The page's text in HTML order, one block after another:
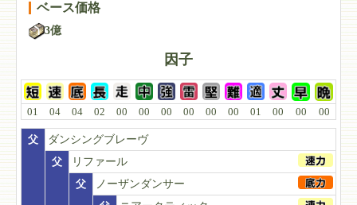
ベース価格
3億
因子
01 04 04 02 00 00 00 00 00 00 01 00 00 00
父
ダンシングブレーヴ
父
リファール
父
ノーザンダンサー